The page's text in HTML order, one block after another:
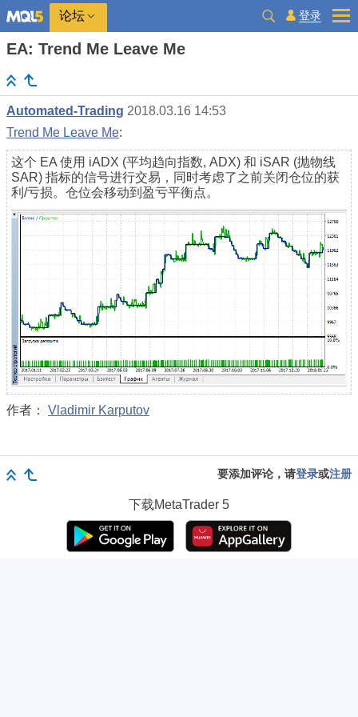
论坛 登录
EA: Trend Me Leave Me
Automated-Trading 2018.03.16 14:53
Trend Me Leave Me:
这个 EA 使用 iADX (平均趋向指数, ADX) 和 iSAR (抛物线
SAR) 指标的信号进行交易，同时考虑了之前关闭仓位的获
利/亏损。仓位会移动到盈亏平衡点。
作者： Vladimir Karputov
要添加评论，请登录或注册
下载MetaTrader 5